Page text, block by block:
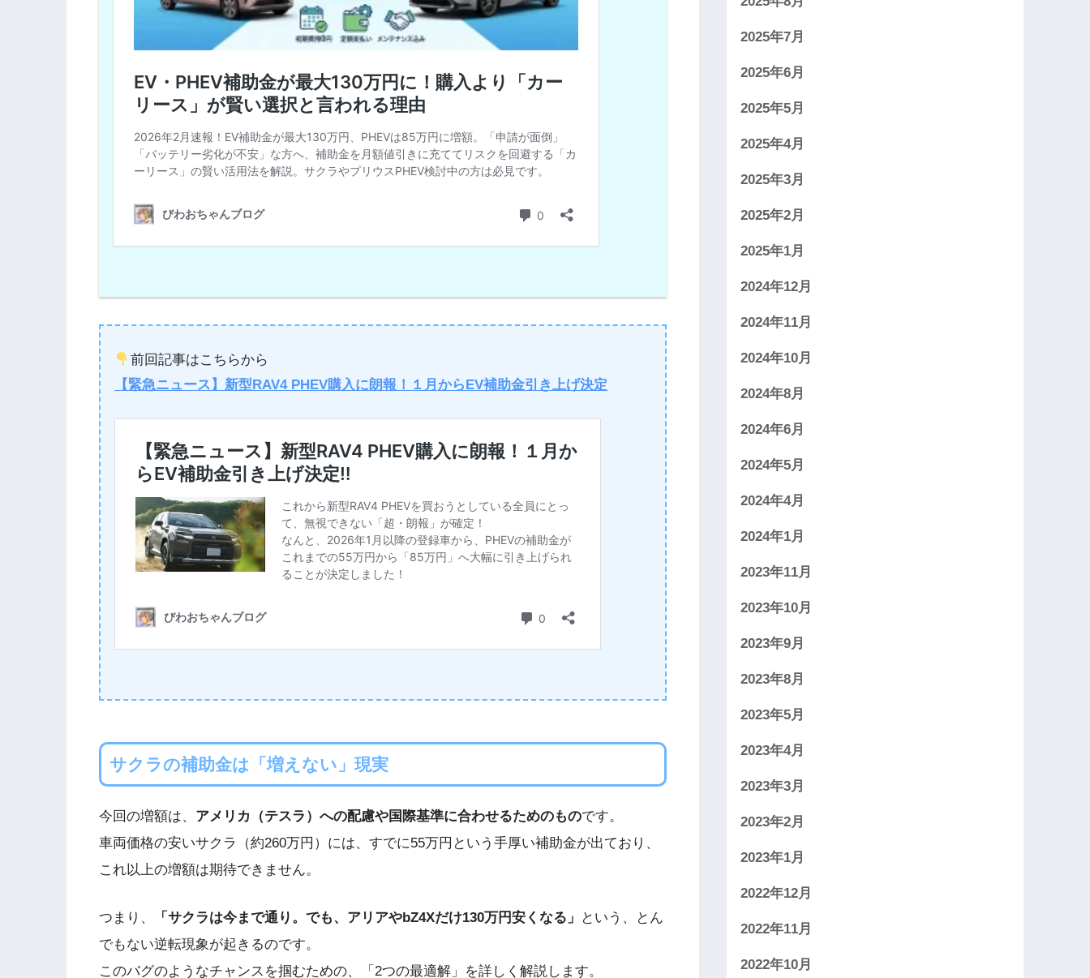
前回記事はこちらから
【緊急ニュース】新型RAV4 PHEV購入に朗報！１月からEV補助金引き上げ決定
サクラの補助金は「増えない」現実
今回の増額は、 アメリカ（テスラ）への配慮や国際基準に合わせるためのものです。
車両価格の安いサクラ（約260万円）には、すでに55万円という手厚い補助金が出ており、
これ以上の増額は期待できません。
つまり、 「サクラは今まで通り。でも、アリアやbZ4Xだけ130万円安くなる」
という、とん
でもない逆転現象が起きるのです。
このバグのようなチャンスを掴むための、「2つの最適解」を詳しく解説します。
2025年7月
2025年6月
2025年5月
2025年4月
2025年3月
2025年2月
2025年1月
2024年12月
2024年11月
2024年10月
2024年8月
2024年6月
2024年5月
2024年4月
2024年1月
2023年11月
2023年10月
2023年9月
2023年8月
2023年5月
2023年4月
2023年3月
2023年2月
2023年1月
2022年12月
2022年11月
2022年10月